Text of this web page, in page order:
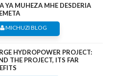
YA MUHEZA MHE DESDERIA
MICHUZI BLOG
HYDROPOWER PROJECT:
THE PROJECT, ITS FAR